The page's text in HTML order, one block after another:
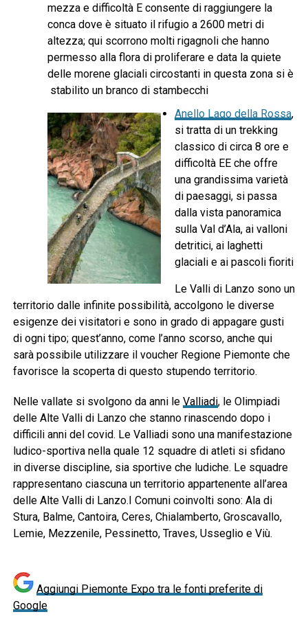
mezza e difficoltà E consente di raggiungere la
conca dove è situato il rifugio a 2600 metri di
altezza; qui scorrono molti rigagnoli che hanno
permesso alla flora di proliferare e data la quiete
delle morene glaciali circostanti in questa zona si è
stabilito un branco di stambecchi
Anello Lago della Rossa,
si tratta di un trekking
classico di circa 8 ore e
difficoltà EE che offre
una grandissima varietà
di paesaggi, si passa
dalla vista panoramica
sulla Val d’Ala, ai valloni
detritici, ai laghetti
glaciali e ai pascoli fioriti
Le Valli di Lanzo sono un
territorio dalle infinite possibilità, accolgono le diverse
esigenze dei visitatori e sono in grado di appagare gusti
di ogni tipo; quest’anno, come l’anno scorso, anche qui
sarà possibile utilizzare il voucher Regione Piemonte che
favorisce la scoperta di questo stupendo territorio.
Nelle vallate si svolgono da anni le Valliadi, le Olimpiadi
delle Alte Valli di Lanzo che stanno rinascendo dopo i
difficili anni del covid. Le Valliadi sono una manifestazione
ludico-sportiva nella quale 12 squadre di atleti si sfidano
in diverse discipline, sia sportive che ludiche. Le squadre
rappresentano ciascuna un territorio appartenente all’area
delle Alte Valli di Lanzo.I Comuni coinvolti sono: Ala di
Stura, Balme, Cantoira, Ceres, Chialamberto, Groscavallo,
Lemie, Mezzenile, Pessinetto, Traves, Usseglio e Viù.
Aggiungi Piemonte Expo tra le fonti preferite di
Google